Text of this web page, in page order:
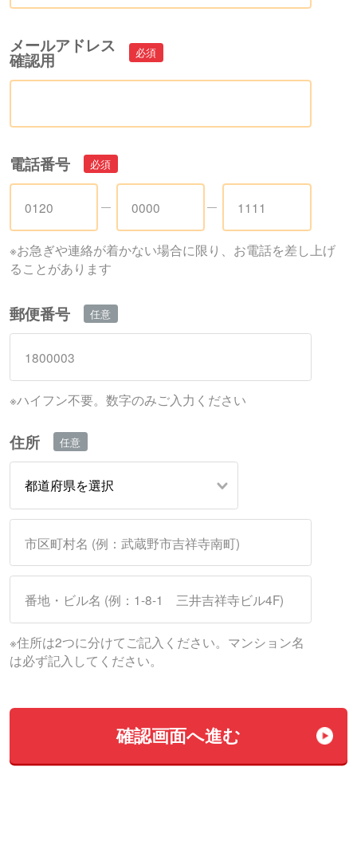
メールアドレス
確認用
電話番号
※お急ぎや連絡が着かない場合に限り、お電話を差し上げ
ることがあります
郵便番号
※ハイフン不要。数字のみご入力ください
住所
※住所は2つに分けてご記入ください。マンション名
は必ず記入してください。
確認画⾯へ進む